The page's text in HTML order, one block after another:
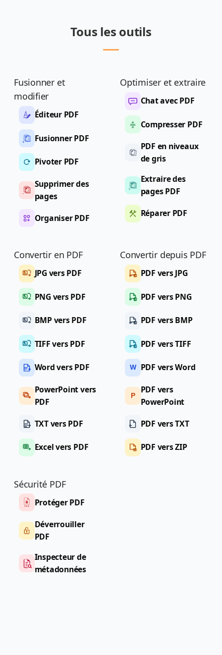
Tous les outils
Fusionner et
modifier
Éditeur PDF
Fusionner PDF
Pivoter PDF
Supprimer des
pages
Organiser PDF
Optimiser et extraire
Chat avec PDF
Compresser PDF
PDF en niveaux
de gris
Extraire des
pages PDF
Réparer PDF
Convertir en PDF
JPG vers PDF
PNG vers PDF
BMP vers PDF
TIFF vers PDF
Word vers PDF
PowerPoint vers
PDF
TXT vers PDF
Excel vers PDF
Convertir depuis PDF
PDF vers JPG
PDF vers PNG
PDF vers BMP
PDF vers TIFF
W PDF vers Word
P
PDF vers
PowerPoint
PDF vers TXT
PDF vers ZIP
Sécurité PDF
Protéger PDF
Déverrouiller
PDF
Inspecteur de
métadonnées